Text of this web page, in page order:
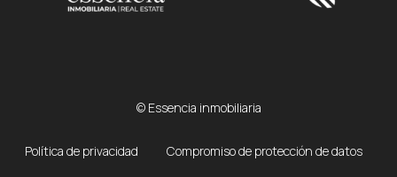
© Essencia inmobiliaria
Política de privacidad Compromiso de protección de datos